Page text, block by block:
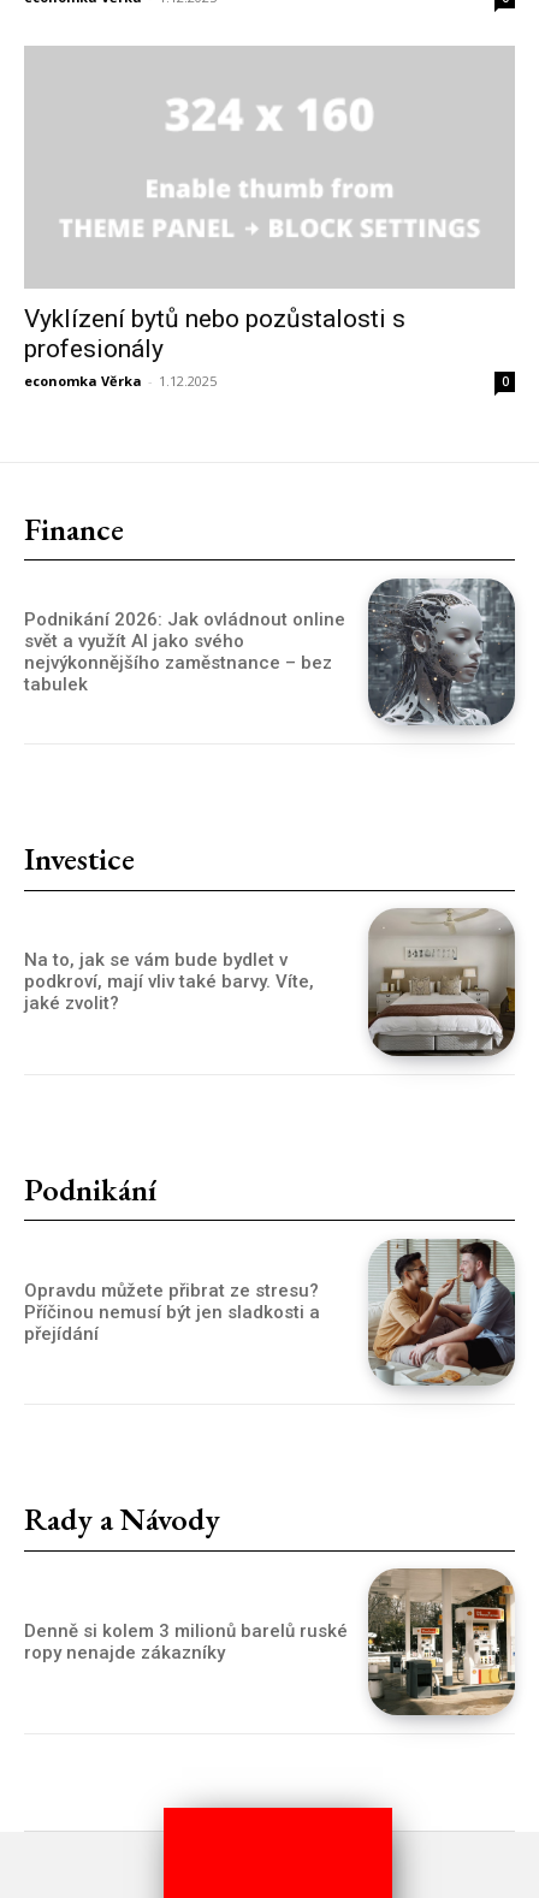
Vyklízení bytů nebo pozůstalosti s
profesionály
economka Věrka - 1.12.2025 0
Finance
Podnikání 2026: Jak ovládnout online
svět a využít AI jako svého
nejvýkonnějšího zaměstnance – bez
tabulek
Investice
Na to, jak se vám bude bydlet v
podkroví, mají vliv také barvy. Víte,
jaké zvolit?
Podnikání
Opravdu můžete přibrat ze stresu?
Příčinou nemusí být jen sladkosti a
přejídání
Rady a Návody
Denně si kolem 3 milionů barelů ruské
ropy nenajde zákazníky